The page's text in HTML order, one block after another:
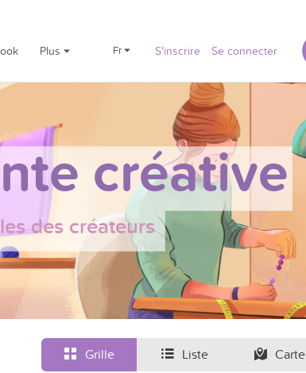
Plus fr S'inscrire Se connecter
créative
des créateurs
Grille Liste Carte